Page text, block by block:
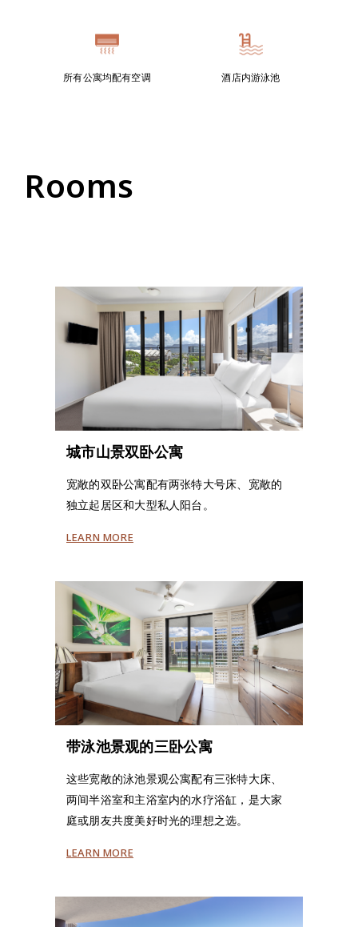
所有公寓均配有空调 酒店内游泳池
Rooms
城市山景双卧公寓
宽敞的双卧公寓配有两张特大号床、宽敞的
独立起居区和大型私人阳台。
LEARN MORE
带泳池景观的三卧公寓
这些宽敞的泳池景观公寓配有三张特大床、
两间半浴室和主浴室内的水疗浴缸，是大家
庭或朋友共度美好时光的理想之选。
LEARN MORE